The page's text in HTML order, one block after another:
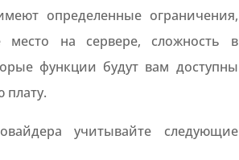
определенные ограничения,
место на сервере, сложность в
функции будут вам доступны
плату.
учитывайте следующие